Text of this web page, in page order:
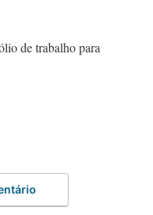
de trabalho para